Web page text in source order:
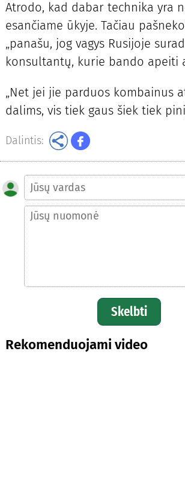
Atrodo, kad dabar technika yra
esančiame ūkyje. Tačiau
„panašu, jog vagys Rusijoje
konsultantų, kurie bando apeiti
„Net jei jie parduos kombainus
dalims, vis tiek gaus šiek tiek
Dalintis:
Skelbti
Rekomenduojami video